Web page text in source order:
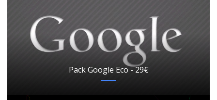
Pack Google Eco - 29€